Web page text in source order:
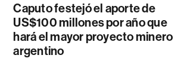
Caputo festejó el aporte de
US$100 millones por año que
hará el mayor proyecto minero
argentino